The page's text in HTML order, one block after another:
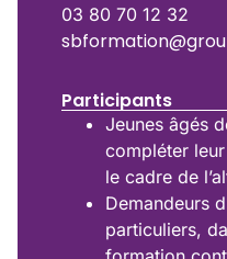
03 80 70 12 32
Participants
Jeunes âgés
compléter
le cadre de
Demandeurs
particuliers,